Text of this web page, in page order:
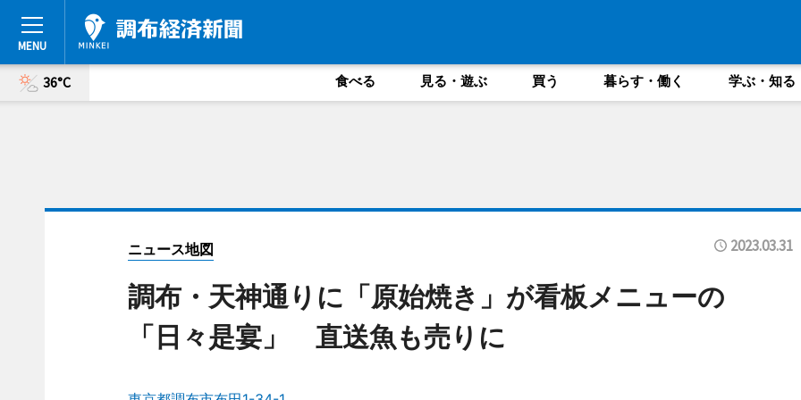
36°C 食べる 見る・遊ぶ 買う 暮らす・働く 学ぶ・知る
ニュース地図 2023.03.31
調布・天神通りに「原始焼き」が看板メニューの
「日々是宴」 直送魚も売りに